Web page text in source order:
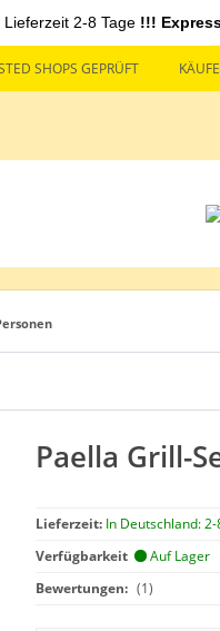
Lieferzeit 2-8 Tage !!!
SHOPS GEPRÜFT
Paella Grill-
Lieferzeit: In Deutschland: 2-
Verfügbarkeit
Auf Lager
Bewertungen: (1)